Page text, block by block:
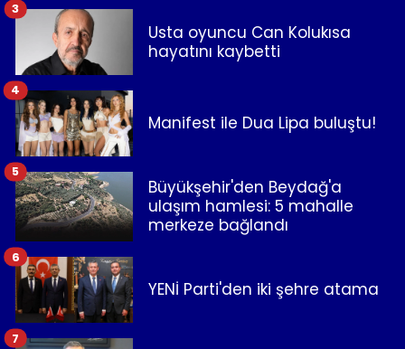
Usta oyuncu Can Kolukısa
hayatını kaybetti
3
Manifest ile Dua Lipa buluştu!
4
Büyükşehir'den Beydağ'a
ulaşım hamlesi: 5 mahalle
merkeze bağlandı
5
YENİ Parti'den iki şehre atama
6
7